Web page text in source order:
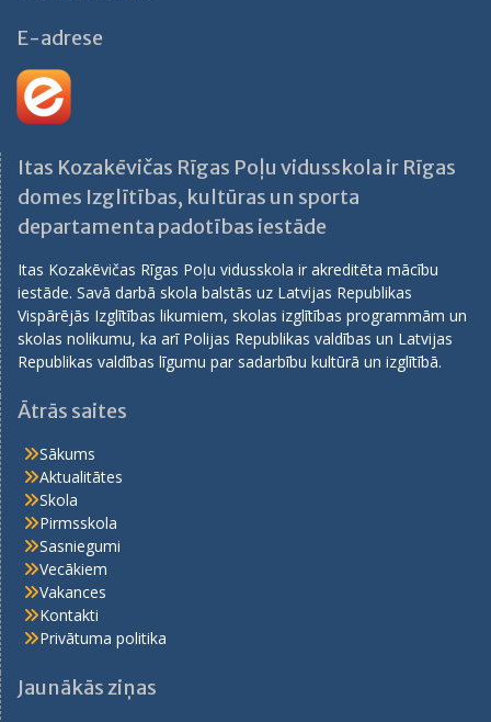
E-adrese
Itas Kozakēvičas Rīgas Poļu vidusskola ir Rīgas
domes Izglītības, kultūras un sporta
departamenta padotības iestāde
Itas Kozakēvičas Rīgas Poļu vidusskola ir akreditēta mācību
iestāde. Savā darbā skola balstās uz Latvijas Republikas
Vispārējās Izglītības likumiem, skolas izglītības programmām un
skolas nolikumu, ka arī Polijas Republikas valdības un Latvijas
Republikas valdības līgumu par sadarbību kultūrā un izglītībā.
Ātrās saites
Sākums
Aktualitātes
Skola
Pirmsskola
Sasniegumi
Vecākiem
Vakances
Kontakti
Privātuma politika
Jaunākās ziņas